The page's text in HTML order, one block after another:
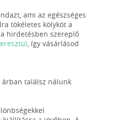
ami az egészséges
tökéletes kölyköt a
hirdetésben szereplő
, így vásárlásod
árban találsz nálunk